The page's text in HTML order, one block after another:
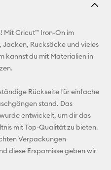
E-Mail-
Adresse
Facebook
X
Mit Cricut™ Iron-On im
Jacken, Rucksäcke und vieles
kannst du mit Materialien in
Rückseite für einfache
stand. Das
entwickelt, um dir das
mit Top-Qualität zu bieten.
Verpackungen
diese Ersparnisse geben wir